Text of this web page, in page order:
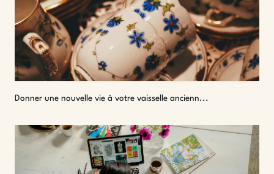
Donner une nouvelle vie à votre vaisselle ancienn...